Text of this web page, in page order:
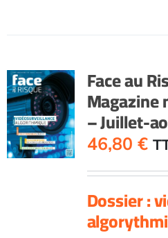
Face au
Magazine
– Juillet-
46,80 €
Dossier :